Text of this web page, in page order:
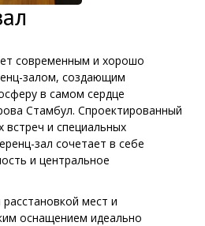
современным и хорошо
залом, создающим
в самом сердце
Стамбул. Спроектированный
встреч и специальных
зал сочетает в себе
и центральное
мест и
оснащением идеально